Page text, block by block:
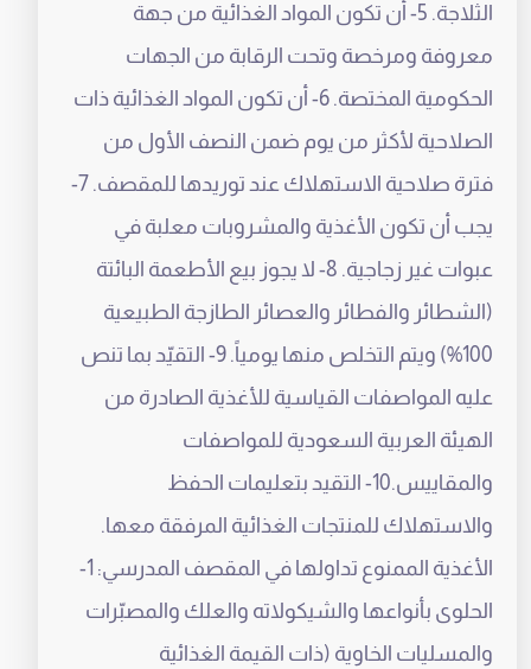
الثلاجة. 5- أن تكون المواد الغذائية من جهة
معروفة ومرخصة وتحت الرقابة من الجهات
الحكومية المختصة. 6- أن تكون المواد الغذائية ذات
الصلاحية لأكثر من يوم ضمن النصف الأول من
فترة صلاحية الاستهلاك عند توريدها للمقصف. 7-
يجب أن تكون الأغذية والمشروبات معلبة في
عبوات غير زجاجية. 8- لا يجوز بيع الأطعمة البائتة
(الشطائر والفطائر والعصائر الطازجة الطبيعية
100%) ويتم التخلص منها يومياً. 9- التقيّد بما تنص
عليه المواصفات القياسية للأغذية الصادرة من
الهيئة العربية السعودية للمواصفات
والمقاييس.10- التقيد بتعليمات الحفظ
والاستهلاك للمنتجات الغذائية المرفقة معها.
الأغذية الممنوع تداولها في المقصف المدرسي: 1-
الحلوى بأنواعها والشيكولاته والعلك والمصبّرات
والمسليات الخاوية (ذات القيمة الغذائية